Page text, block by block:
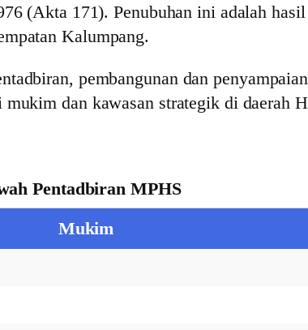
(Akta 171). Penubuhan ini adalah
Kalumpang.
pembangunan dan
dan kawasan strategik di daerah
Pentadbiran MPHS
Mukim